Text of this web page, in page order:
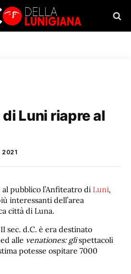
di Luni riapre al
2021
al pubblico l’Anfiteatro di Luni,
interessanti dell’area
città di Luna.
sec. d.C. è era destinato
alle venationes: glispettacoli
potesse ospitare 7000